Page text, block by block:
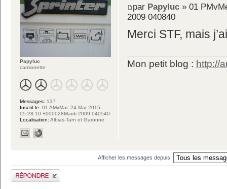
par Papyluc » 01
2009 040840
Merci STF, mais
Mon petit blog : http://
Papyluc
camionette
Messages: 137
Inscrit le: 01 AMvMar, 24 Mar 2015
05:28:10 +000028Mardi 2009 040540
Localisation: Albias-Tarn et Garonne
Afficher les messages depuis:
Publier une réponse